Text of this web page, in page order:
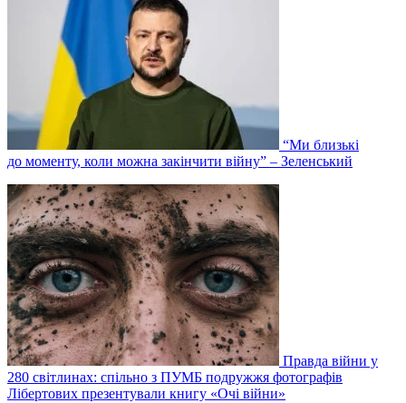
“Ми близькі
до моменту, коли можна закінчити війну” – Зеленський
Правда війни у
280 світлинах: спільно з ПУМБ подружжя фотографів
Лібертових презентували книгу «Очі війни»